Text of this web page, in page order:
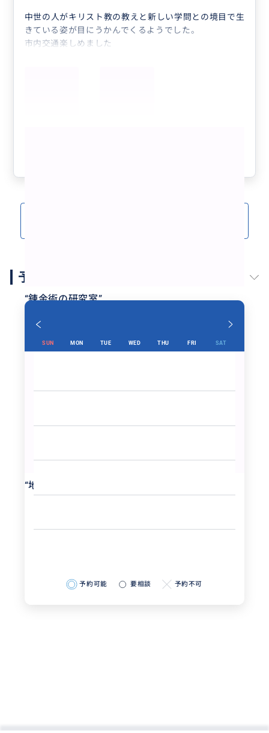
中世の人がキリスト教の教えと新しい学問との境目で生
きている姿が目にうかんでくるようでした。
市内交通楽しめました
“錬金術の研究室”
“地下鉄
予約スケジュール
SUN MON TUE WED THU FRI SAT
予約可能 要相談 予約不可